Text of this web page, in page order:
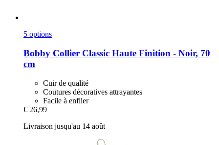
5 options
Bobby Collier Classic Haute Finition -​ Noir, 70
cm
Cuir de qualité
Coutures décoratives attrayantes
Facile à enfiler
€ 26,99
Livraison jusqu'au 14 août